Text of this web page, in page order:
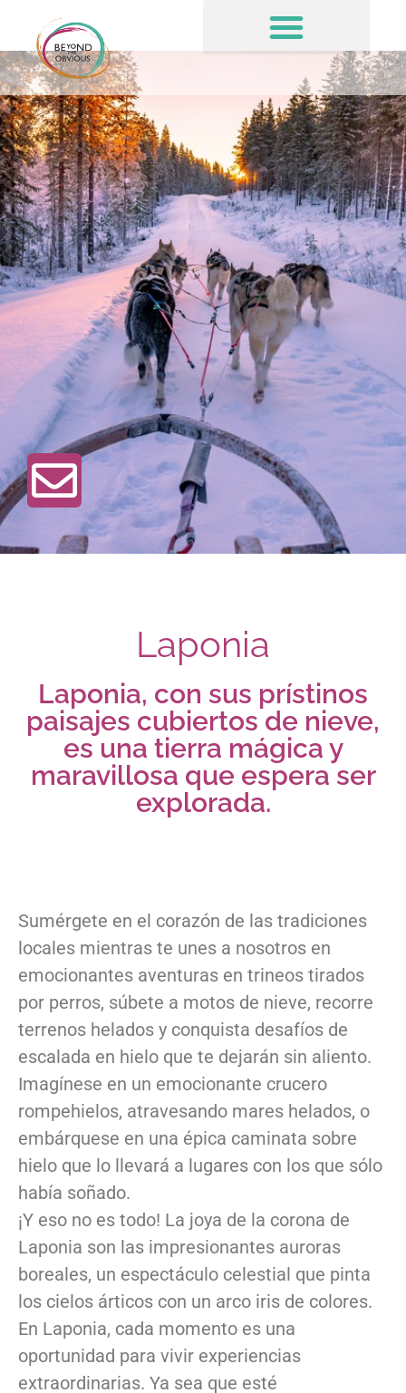
Laponia
Laponia
Laponia, con sus prístinos
paisajes cubiertos de nieve,
es una tierra mágica y
maravillosa que espera ser
explorada.
Sumérgete en el corazón de las tradiciones
locales mientras te unes a nosotros en
emocionantes aventuras en trineos tirados
por perros, súbete a motos de nieve, recorre
terrenos helados y conquista desafíos de
escalada en hielo que te dejarán sin aliento.
Imagínese en un emocionante crucero
rompehielos, atravesando mares helados, o
embárquese en una épica caminata sobre
hielo que lo llevará a lugares con los que sólo
había soñado.
¡Y eso no es todo! La joya de la corona de
Laponia son las impresionantes auroras
boreales, un espectáculo celestial que pinta
los cielos árticos con un arco iris de colores.
En Laponia, cada momento es una
oportunidad para vivir experiencias
extraordinarias. Ya sea que esté